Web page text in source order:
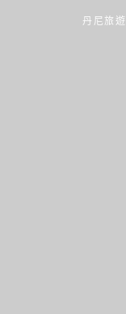
丹尼旅